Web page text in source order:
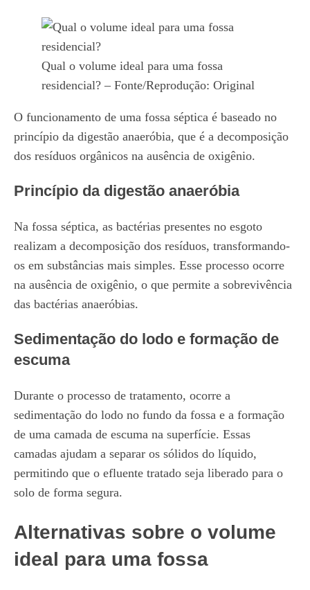
Qual o volume ideal para uma fossa
residencial? – Fonte/Reprodução: Original
O funcionamento de uma fossa séptica é baseado no
princípio da digestão anaeróbia, que é a decomposição
dos resíduos orgânicos na ausência de oxigênio.
Princípio da digestão anaeróbia
Na fossa séptica, as bactérias presentes no esgoto
realizam a decomposição dos resíduos, transformando-
os em substâncias mais simples. Esse processo ocorre
na ausência de oxigênio, o que permite a sobrevivência
das bactérias anaeróbias.
Sedimentação do lodo e formação de
escuma
Durante o processo de tratamento, ocorre a
sedimentação do lodo no fundo da fossa e a formação
de uma camada de escuma na superfície. Essas
camadas ajudam a separar os sólidos do líquido,
permitindo que o efluente tratado seja liberado para o
solo de forma segura.
Alternativas sobre o volume
ideal para uma fossa